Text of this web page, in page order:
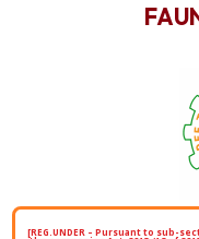
[REG.UNDER – Pursuant to sub-